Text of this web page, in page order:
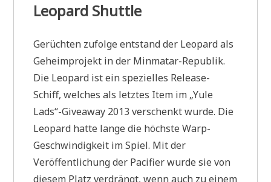
Leopard Shuttle
Gerüchten zufolge entstand der Leopard als
Geheimprojekt in der Minmatar-Republik.
Die Leopard ist ein spezielles Release-
Schiff, welches als letztes Item im „Yule
Lads“-Giveaway 2013 verschenkt wurde. Die
Leopard hatte lange die höchste Warp-
Geschwindigkeit im Spiel. Mit der
Veröffentlichung der Pacifier wurde sie von
diesem Platz verdrängt, wenn auch zu einem